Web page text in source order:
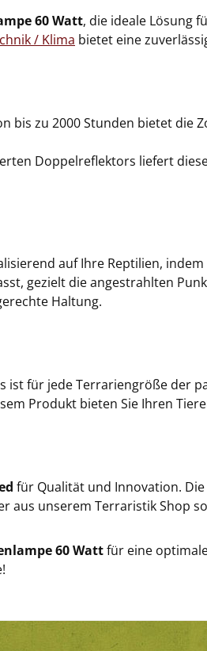
60 Watt, die ideale Lösung
/ Klima bietet eine
bis zu 2000 Stunden bietet die
Doppelreflektors liefert
auf Ihre Reptilien,
gezielt die angestrahlten
Haltung.
für jede Terrariengröße der
Produkt bieten Sie Ihren
für Qualität und Innovation.
aus unserem Terraristik Shop
60 Wattfür eine